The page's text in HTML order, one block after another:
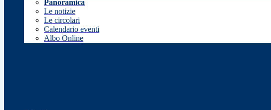
Panoramica
Le notizie
Le circolari
Calendario eventi
Albo Online